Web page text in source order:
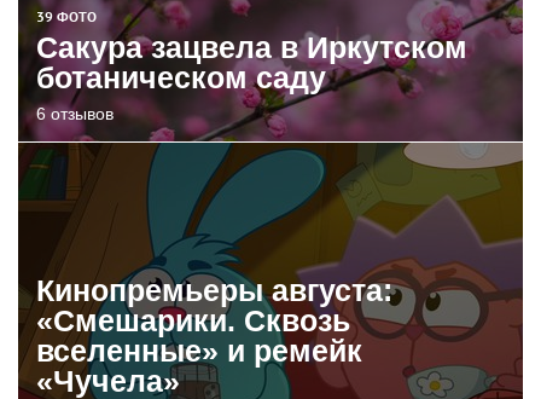
39 ФОТО
Сакура зацвела в Иркутском
ботаническом саду
6 отзывов
Кинопремьеры августа:
«Смешарики. Сквозь
вселенные» и ремейк
«Чучела»